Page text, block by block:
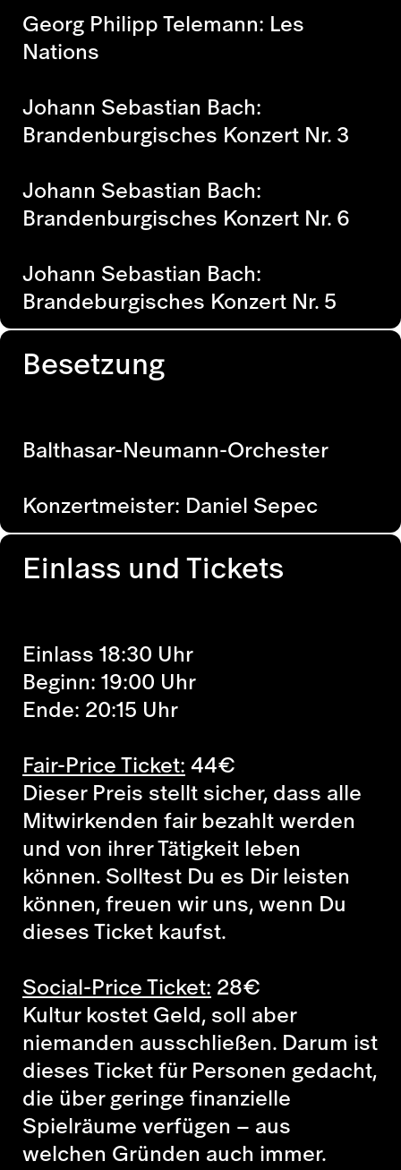
Georg Philipp Telemann: Les
Nations
Johann Sebastian Bach:
Brandenburgisches Konzert Nr. 3
Johann Sebastian Bach:
Brandenburgisches Konzert Nr. 6
Johann Sebastian Bach:
Brandeburgisches Konzert Nr. 5
Besetzung
Balthasar-Neumann-Orchester
Konzertmeister: Daniel Sepec
Einlass und Tickets
Einlass 18:30 Uhr
Beginn: 19:00 Uhr
Ende: 20:15 Uhr
Fair-Price Ticket:44€
Dieser Preis stellt sicher, dass alle
Mitwirkenden fair bezahlt werden
und von ihrer Tätigkeit leben
können. Solltest Du es Dir leisten
können, freuen wir uns, wenn Du
dieses Ticket kaufst.
Social-Price Ticket: 28€
Kultur kostet Geld, soll aber
niemanden ausschließen. Darum ist
dieses Ticket für Personen gedacht,
die über geringe finanzielle
Spielräume verfügen – aus
welchen Gründen auch immer.